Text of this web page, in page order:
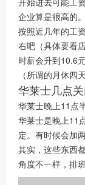
企业算是很高的。
按照近几年的工
右吧（具体要看
时薪会升到10.6
（所谓的月休四
华莱士几点
华莱士晚上11点
华莱士是晚上11
定。有时候会加
其实，这些东西
角度不一样，排